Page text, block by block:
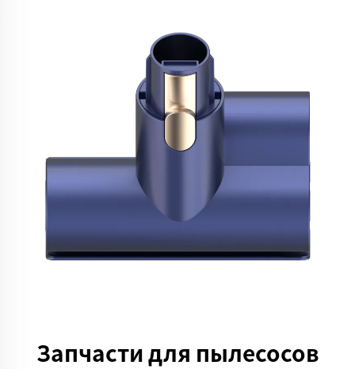
Запчасти для пылесосов